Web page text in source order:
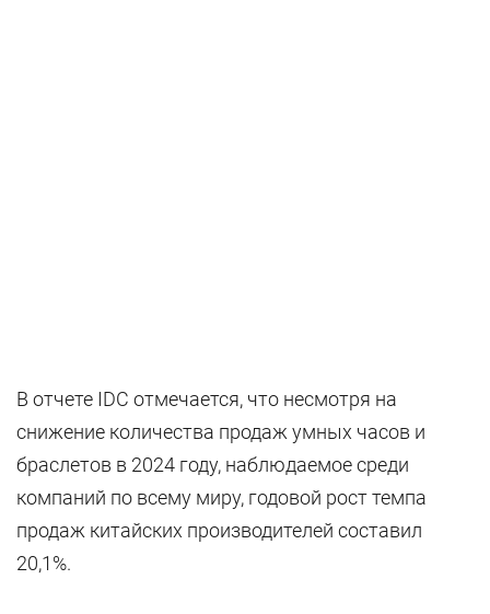
В отчете IDC отмечается, что несмотря на
снижение количества продаж умных часов и
браслетов в 2024 году, наблюдаемое среди
компаний по всему миру, годовой рост темпа
продаж китайских производителей составил
20,1%.